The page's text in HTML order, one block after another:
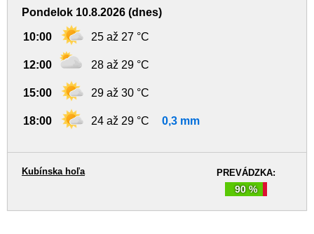
Pondelok 10.8.2026 (dnes)
10:00 25 až 27 °C
12:00 28 až 29 °C
15:00 29 až 30 °C
18:00 24 až 29 °C 0,3 mm
PREVÁDZKA:
90 %
Kubínska hoľa